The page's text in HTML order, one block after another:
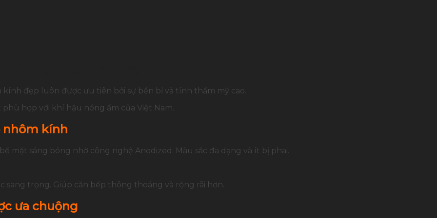
gian bếp hiện đại
đẹp luôn được ưu tiên bởi sự bền bỉ và tính thẩm mỹ cao.
hợp với khí hậu nóng ẩm của Việt Nam.
nhôm kính
mặt sáng bóng nhờ công nghệ Anodized. Màu sắc đa dạng và ít bị phai.
sang trọng. Giúp căn bếp thông thoáng và rộng rãi hơn.
ưa chuộng